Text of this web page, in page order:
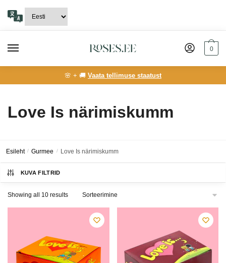
navigation
content
0
🌸 + 🚚 Vaata tellimuse staatust
Love Is närimiskumm
Esileht / Gurmee / Love Is närimiskumm
KUVA FILTRID
Showing all 10 results